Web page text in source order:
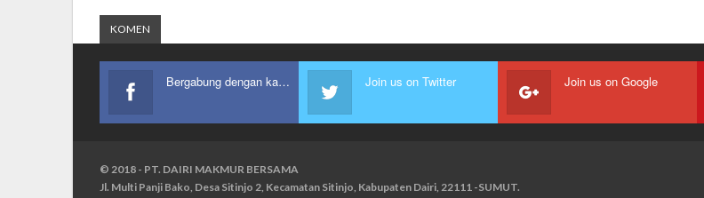
Bergabung dengan kami Join us on Twitter Join us on Google
© 2018 - PT. DAIRI MAKMUR BERSAMA
Jl. Multi Panji Bako, Desa Sitinjo 2, Kecamatan Sitinjo, Kabupaten Dairi, 22111 -SUMUT.